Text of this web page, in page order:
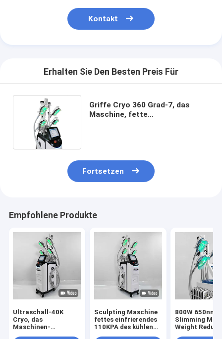
Kontakt
Erhalten Sie Den Besten Preis Für
Griffe Cryo 360 Grad-7, das
Maschine, fette
Fortsetzen
Empfohlene Produkte
Ultraschall-40K
Cryo, das
Maschinen-
Sculpting Maschine
fettes einfrierendes
110KPA des kühlen
800W 650nm
Slimming
Weight